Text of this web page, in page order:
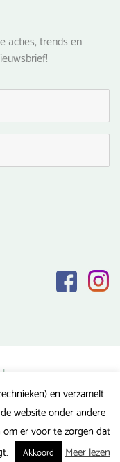
acties, trends en
en verzamelt
website onder andere
er voor te zorgen dat
Akkoord Meer lezen